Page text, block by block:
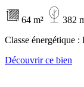
64 m² 382
Classe énergétique :
Découvrir ce bien